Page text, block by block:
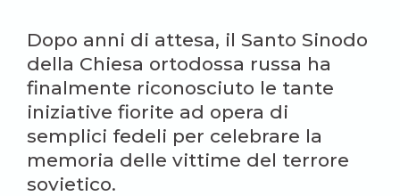
Dopo anni di attesa, il Santo Sinodo
della Chiesa ortodossa russa ha
finalmente riconosciuto le tante
iniziative fiorite ad opera di
semplici fedeli per celebrare la
memoria delle vittime del terrore
sovietico.